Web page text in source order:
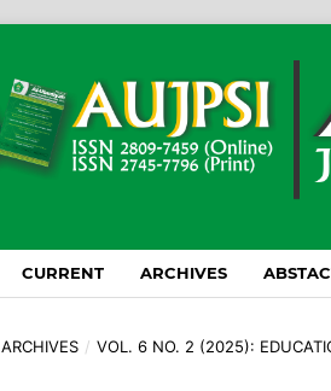
CURRENT ARCHIVES
ARCHIVES / VOL. 6 NO. 2 (2025):